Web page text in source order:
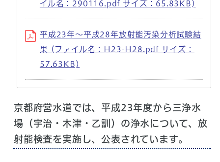
イル名：290116.pdf サイズ：65.83KB)
平成23年～平成28年放射能汚染分析試験結
果 (ファイル名：H23-H28.pdf サイズ：
57.63KB)
京都府営水道では、平成23年度から三浄水
場（宇治・木津・乙訓）の浄水について、放
射能検査を実施し、公表されています。